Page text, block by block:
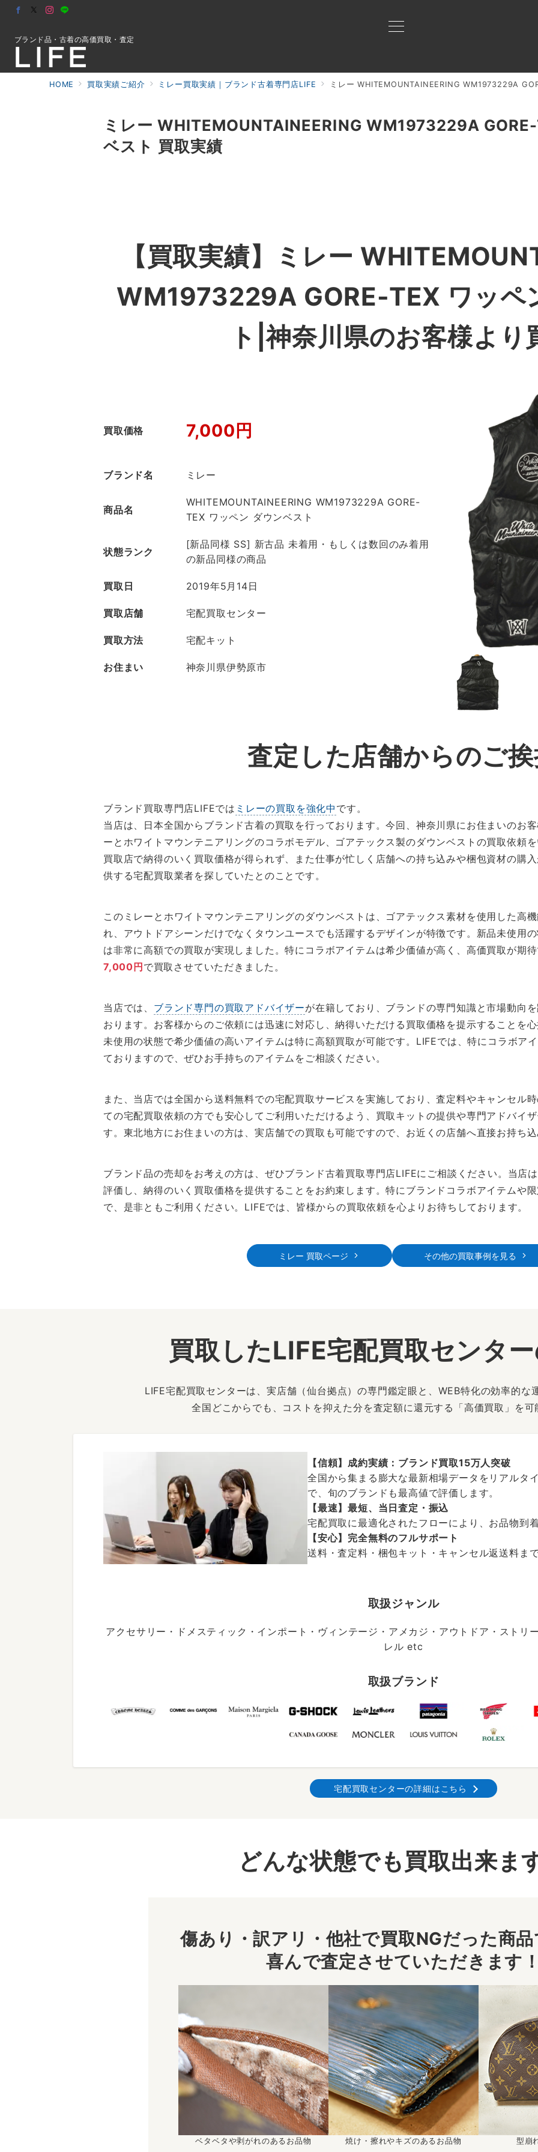
ブランド品・古着の高価買取・査定
HOME 買取実績ご紹介 ミレー買取実績｜ブランド古着専門店LIFE ミレー WHITEMOUNTAINEERING WM1973229A
ミレー WHITEMOUNTAINEERING WM1973229A
ベスト 買取実績
【買取実績】ミレー
WM1973229A GORE-TEX ワッペ
ト|神奈川県のお客様より
買取価格 7,000円
ブランド名 ミレー
商品名
WHITEMOUNTAINEERING WM1973229A GORE-
TEX ワッペン ダウンベスト
状態ランク
[新品同様 SS] 新古品 未着用・もしくは数回のみ着用
の新品同様の商品
買取日 2019年5月14日
買取店舗 宅配買取センター
買取方法 宅配キット
お住まい 神奈川県伊勢原市
査定した店舗からのご
ブランド買取専門店LIFEでは ミレーの買取を強化中 です。
当店は、日本全国からブランド古着の買取を行っております。今回、神奈川県にお住まいのお
ーとホワイトマウンテニアリングのコラボモデル、ゴアテックス製のダウンベストの買取依頼
買取店で納得のいく買取価格が得られず、また仕事が忙しく店舗への持ち込みや梱包資材の購
供する宅配買取業者を探していたとのことです。
このミレーとホワイトマウンテニアリングのダウンベストは、ゴアテックス素材を使用した高
れ、アウトドアシーンだけでなくタウンユースでも活躍するデザインが特徴です。新品未使用
は非常に高額での買取が実現しました。特にコラボアイテムは希少価値が高く、高価買取が期
7,000円 で買取させていただきました。
当店では、 ブランド専門の買取アドバイザーが在籍しており、ブランドの専門知識と市場動向
おります。お客様からのご依頼には迅速に対応し、納得いただける買取価格を提示することを
未使用の状態で希少価値の高いアイテムは特に高額買取が可能です。LIFEでは、特にコラボア
ておりますので、ぜひお手持ちのアイテムをご相談ください。
また、当店では全国から送料無料での宅配買取サービスを実施しており、査定料やキャンセル
ての宅配買取依頼の方でも安心してご利用いただけるよう、買取キットの提供や専門アドバイ
す。東北地方にお住まいの方は、実店舗での買取も可能ですので、お近くの店舗へ直接お持ち
ブランド品の売却をお考えの方は、ぜひブランド古着買取専門店LIFEにご相談ください。当店
評価し、納得のいく買取価格を提供することをお約束します。特にブランドコラボアイテムや
で、是非ともご利用ください。LIFEでは、皆様からの買取依頼を心よりお待ちしております。
ミレー 買取ページ その他の買取事例を見る
買取したLIFE宅配買取センタ
LIFE宅配買取センターは、実店舗（仙台拠点）の専門鑑定眼と、WEB特化の効率的な
全国どこからでも、コストを抑えた分を査定額に還元する「高価買取」を
【信頼】成約実績：ブランド買取15万人突破
全国から集まる膨大な最新相場データをリアルタ
で、旬のブランドも最高値で評価します。
【最速】最短、当日査定・振込
宅配買取に最適化されたフローにより、お品物到
【安心】完全無料のフルサポート
送料・査定料・梱包キット・キャンセル返送料ま
取扱ジャンル
アクセサリー・ドメスティック・インポート・ヴィンテージ・アメカジ・アウトドア・ストリ
レル etc
取扱ブランド
宅配買取センターの詳細はこちら
どんな状態でも買取出来ま
傷あり・訳アリ・他社で買取NGだった商
喜んで査定させていただきます
ベタベタや剥がれのあるお品物 焼け・擦れやキズのあるお品物 型崩